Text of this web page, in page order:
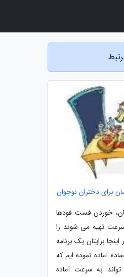
برای دختران نوجوان
خوردن فست فودها
تهیه می شوند را
برایتان یک برنامه
آماده نموده ایم که
به سرعت آماده